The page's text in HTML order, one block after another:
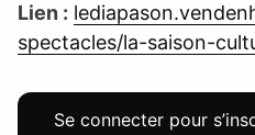
Lien :
spectacles/la-saison-
Se connecter pour